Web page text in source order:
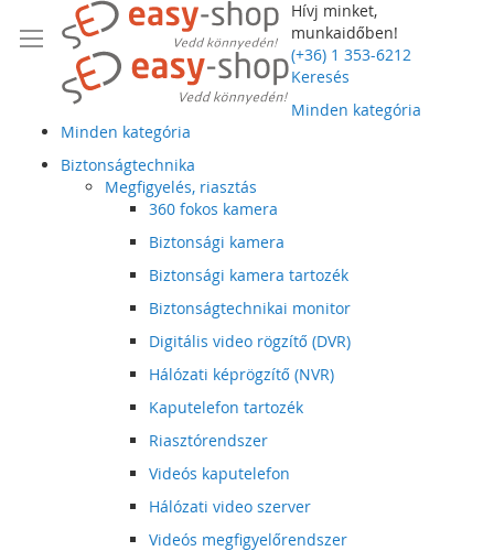
Hívj minket,
munkaidőben!
(+36) 1 353-6212
Keresés
Minden kategória
Minden kategória
Biztonságtechnika
Megfigyelés, riasztás
360 fokos kamera
Biztonsági kamera
Biztonsági kamera tartozék
Biztonságtechnikai monitor
Digitális video rögzítő (DVR)
Hálózati képrögzítő (NVR)
Kaputelefon tartozék
Riasztórendszer
Videós kaputelefon
Hálózati video szerver
Videós megfigyelőrendszer